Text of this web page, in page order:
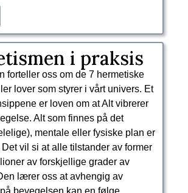
i praksis
forteller oss om de 7 hermetiske
lover som styrer i vårt univers. Et
er loven om at Alt vibrerer
Alt som finnes på det
mentale eller fysiske plan er
vil si at alle tilstander av former
av forskjellige grader av
lærer oss at avhengig av